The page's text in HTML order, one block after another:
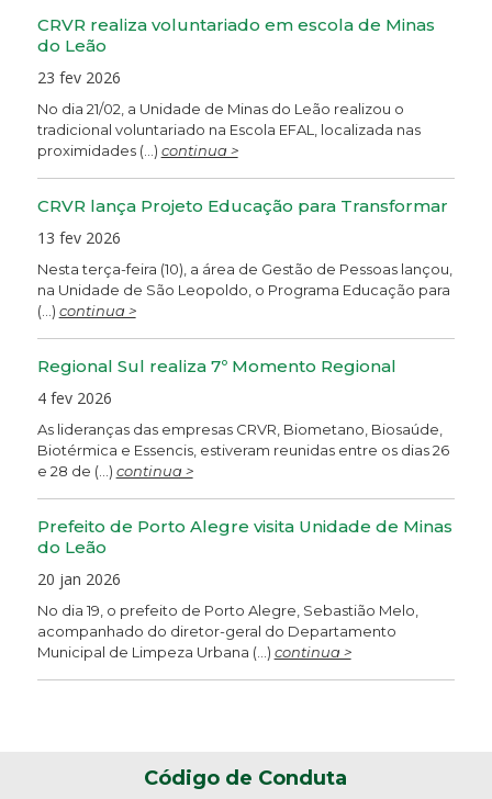
CRVR realiza voluntariado em escola de Minas
do Leão
23 fev 2026
No dia 21/02, a Unidade de Minas do Leão realizou o
tradicional voluntariado na Escola EFAL, localizada nas
proximidades (...) continua >
CRVR lança Projeto Educação para Transformar
13 fev 2026
Nesta terça-feira (10), a área de Gestão de Pessoas lançou,
na Unidade de São Leopoldo, o Programa Educação para
(...) continua >
Regional Sul realiza 7º Momento Regional
4 fev 2026
As lideranças das empresas CRVR, Biometano, Biosaúde,
Biotérmica e Essencis, estiveram reunidas entre os dias 26
e 28 de (...) continua >
Prefeito de Porto Alegre visita Unidade de Minas
do Leão
20 jan 2026
No dia 19, o prefeito de Porto Alegre, Sebastião Melo,
acompanhado do diretor-geral do Departamento
Municipal de Limpeza Urbana (...) continua >
Código de Conduta